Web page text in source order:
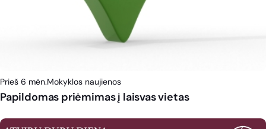
Prieš 6 mėn.Mokyklos naujienos
Papildomas priėmimas į laisvas vietas